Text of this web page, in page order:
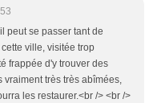
peut se passer tant de
ville, visitée trop
frappée d'y trouver des
vraiment très très abîmées,
les restaurer.<br /> <br />